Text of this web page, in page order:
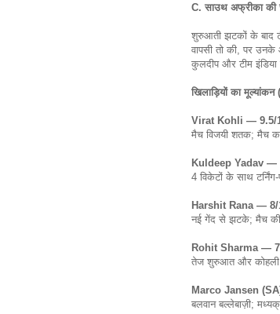
C. साउथ अफ्रीका की
शुरुआती झटकों के बाद
वापसी तो की, पर
कुलदीप और टीम इंडिया
खिलाड़ियों का
Virat Kohli — 9.5/
मैच विजयी शतक; मैच का
Kuldeep Yadav —
4 विकेटों के साथ
Harshit Rana — 8/
नई गेंद से झटके; मैच की
Rohit Sharma —
तेज शुरुआत और कोहली के
Marco Jansen
बलवान बल्लेबाज़ी;